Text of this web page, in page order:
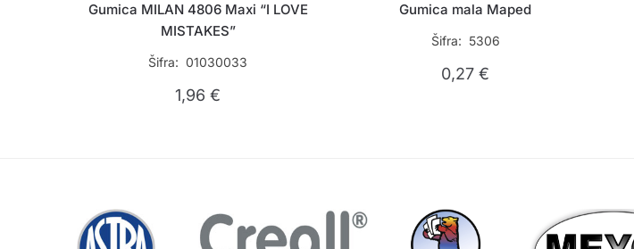
Gumica MILAN 4806 Maxi “I LOVE
MISTAKES”
Šifra: 01030033
1,96€
Gumica mala Maped
Šifra: 5306
0,27€